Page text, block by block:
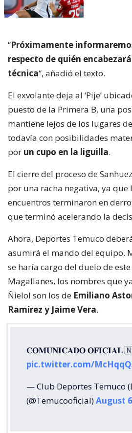
“Próximamente
respecto de quién
técnica“, añadió el texto.
El exvolante deja al ‘Pije’
puesto de la Primera B, una
mantiene lejos de los lugares
todavía con posibilidades
por un cupo en la liguilla.
El cierre del proceso de
por una racha negativa, ya que
encuentros terminaron en
que terminó acelerando la
Ahora, Deportes Temuco
asumirá el mando del equipo.
se haría cargo del duelo de
Magallanes, los nombres que
Ñielol son los de Emiliano
Ramírez y Jaime Vera.
𝐂𝐎𝐌𝐔𝐍𝐈𝐂𝐀𝐃𝐎 𝐎𝐅𝐈𝐂𝐈𝐀𝐋
pic.twitter.com/
— Club Deportes Temuco
(@Temucooficial)August